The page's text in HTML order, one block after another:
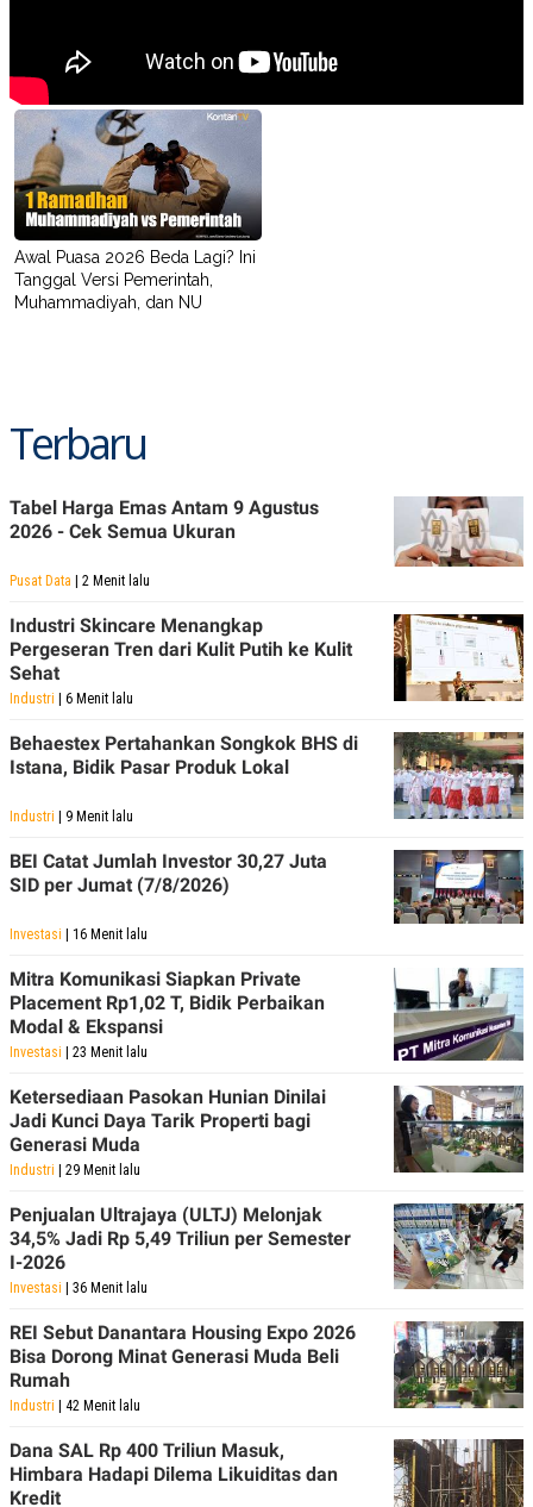
Awal Puasa 2026 Beda Lagi? Ini
Tanggal Versi Pemerintah,
Muhammadiyah, dan NU
Terbaru
Tabel Harga Emas Antam 9 Agustus
2026 - Cek Semua Ukuran
Pusat Data | 2 Menit lalu
Industri Skincare Menangkap
Pergeseran Tren dari Kulit Putih ke Kulit
Sehat
Industri | 6 Menit lalu
Behaestex Pertahankan Songkok BHS di
Istana, Bidik Pasar Produk Lokal
Industri | 9 Menit lalu
BEI Catat Jumlah Investor 30,27 Juta
SID per Jumat (7/8/2026)
Investasi | 16 Menit lalu
Mitra Komunikasi Siapkan Private
Placement Rp1,02 T, Bidik Perbaikan
Modal & Ekspansi
Investasi | 23 Menit lalu
Ketersediaan Pasokan Hunian Dinilai
Jadi Kunci Daya Tarik Properti bagi
Generasi Muda
Industri | 29 Menit lalu
Penjualan Ultrajaya (ULTJ) Melonjak
34,5% Jadi Rp 5,49 Triliun per Semester
I-2026
Investasi | 36 Menit lalu
REI Sebut Danantara Housing Expo 2026
Bisa Dorong Minat Generasi Muda Beli
Rumah
Industri | 42 Menit lalu
Dana SAL Rp 400 Triliun Masuk,
Himbara Hadapi Dilema Likuiditas dan
Kredit